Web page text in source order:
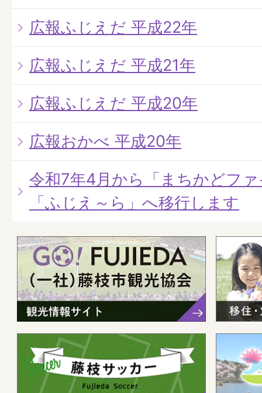
広報ふじえだ 平成22年
広報ふじえだ 平成21年
広報ふじえだ 平成20年
広報おかべ 平成20年
令和7年4月から「まちかどフ
「ふじえ～ら」へ移行します